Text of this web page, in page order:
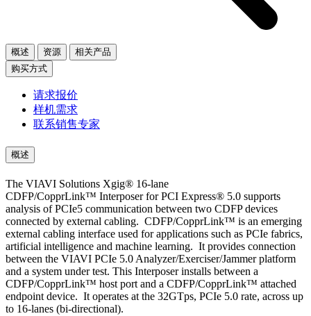
概述 资源
相关产品
购买方式
请求报价
样机需求
联系销售专家
概述
The VIAVI Solutions Xgig® 16-lane
CDFP/CopprLink™ Interposer for PCI Express® 5.0 supports
analysis of PCIe5 communication between two CDFP devices
connected by external cabling. CDFP/CopprLink™ is an emerging
external cabling interface used for applications such as PCIe fabrics,
artificial intelligence and machine learning. It provides connection
between the VIAVI PCIe 5.0 Analyzer/Exerciser/Jammer platform
and a system under test. This Interposer installs between a
CDFP/CopprLink™ host port and a CDFP/CopprLink™ attached
endpoint device. It operates at the 32GTps, PCIe 5.0 rate, across up
to 16-lanes (bi-directional).